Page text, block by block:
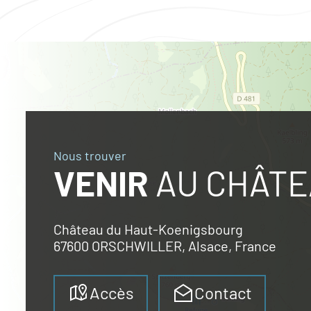
Nous trouver
VENIR AU
Château du Haut-Koenigsbourg
67600 ORSCHWILLER, Alsace, France
Accès Contact